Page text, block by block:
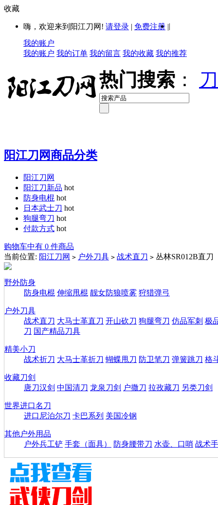
收藏
嗨，欢迎来到阳江刀网! 请登录 | 免费注册 ||
我的账户
我的账户 我的订单 我的留言 我的收藏 我的推荐
热门搜索 ：
阳江刀网商品分类
阳江刀网
阳江刀新品 hot
防身电棍 hot
日本武士刀 hot
狗腿弯刀 hot
付款方式 hot
购物车中有 0 件商品
当前位置: 阳江刀网 > 户外刀具 > 战术直刀 > 丛林SR012B直刀
野外防身
防身电棍 伸缩甩棍 靓女防狼喷雾 狩猎弹弓
户外刀具
战术直刀 大马士革直刀 开山砍刀 狗腿弯刀 仿品军刺 极
刀 国产精品刀具
精美小刀
战术折刀 大马士革折刀 蝴蝶甩刀 防卫笔刀 弹簧跳刀 格
收藏刀剑
唐刀汉剑 中国清刀 龙泉刀剑 户撒刀 拉孜藏刀 另类刀剑
世界进口名刀
进口尼泊尔刀 卡巴系列 美国冷钢
其他户外用品
户外兵工铲 手套（面具） 防身腰带刀 水壶、口哨 战术